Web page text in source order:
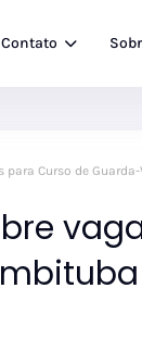
Contato
para Curso de